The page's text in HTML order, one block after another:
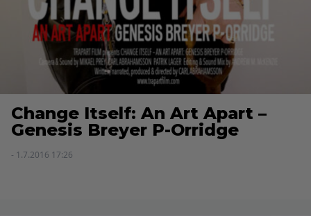
Change Itself: An Art Apart –
Genesis Breyer P-Orridge
- 1.7.2016 17:26